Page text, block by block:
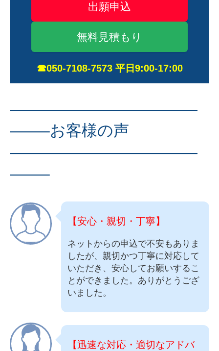
出願申込
無料見積もり
☎050-7108-7573 平日9:00-17:00
————————————
——–お客様の声
————————————
——–
【安心・親切・丁寧】
ネットからの申込で不安もありま
したが、親切かつ丁寧に対応して
いただき、安心してお願いするこ
とができました。ありがとうござ
いました。
【迅速な対応・適切なアドバ